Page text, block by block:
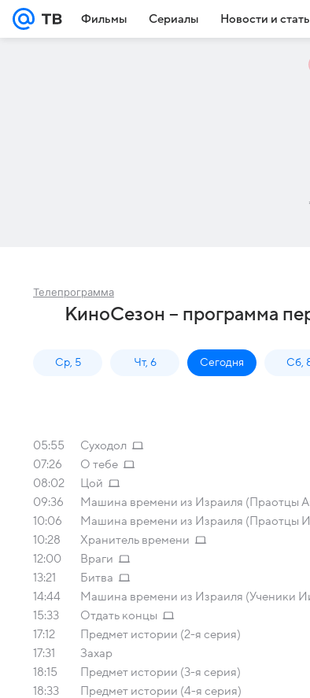
Фильмы Сериалы Новости и
Телепрограмма
КиноСезон – программа
Ср, 5 Чт, 6 Сегодня Сб,
05:55
Суходол
07:26
О тебе
08:02
Цой
09:36
Машина времени из Израиля (Праотцы
10:06
Машина времени из Израиля (Праотцы
10:28
Хранитель времени
12:00
Враги
13:21
Битва
14:44
Машина времени из Израиля (Ученики
15:33
Отдать концы
17:12
Предмет истории (2-я серия)
17:31
Захар
18:15
Предмет истории (3-я серия)
18:33
Предмет истории (4-я серия)